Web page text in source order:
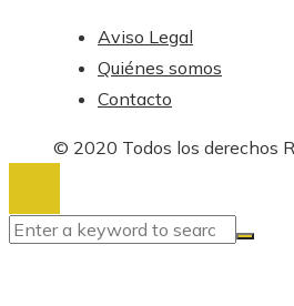
Aviso Legal
Quiénes somos
Contacto
© 2020 Todos los derechos